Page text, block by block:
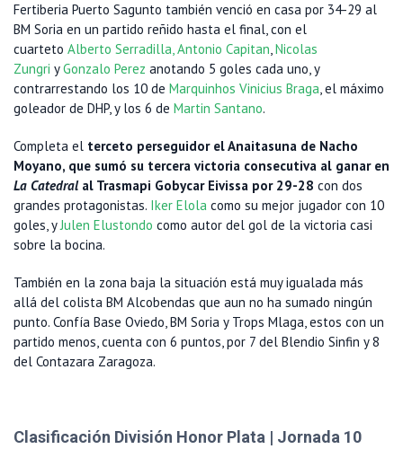
Fertiberia Puerto Sagunto también venció en casa por 34-29 al
BM Soria en un partido reñido hasta el final, con el
cuarteto Alberto Serradilla, Antonio Capitan,Nicolas
Zungri yGonzalo Perez anotando 5 goles cada uno, y
contrarrestando los 10 de Marquinhos Vinicius Braga, el máximo
goleador de DHP, y los 6 de Martin Santano.
Completa el terceto perseguidor el Anaitasuna de Nacho
Moyano, que sumó su tercera victoria consecutiva al ganar en
La Catedralal Trasmapi Gobycar Eivissa por 29-28 con dos
grandes protagonistas. Iker Elola como su mejor jugador con 10
goles, yJulen Elustondo como autor del gol de la victoria casi
sobre la bocina.
También en la zona baja la situación está muy igualada más
allá del colista BM Alcobendas que aun no ha sumado ningún
punto. Confía Base Oviedo, BM Soria y Trops Mlaga, estos con un
partido menos, cuenta con 6 puntos, por 7 del Blendio Sinfin y 8
del Contazara Zaragoza.
Clasificación División Honor Plata | Jornada 10